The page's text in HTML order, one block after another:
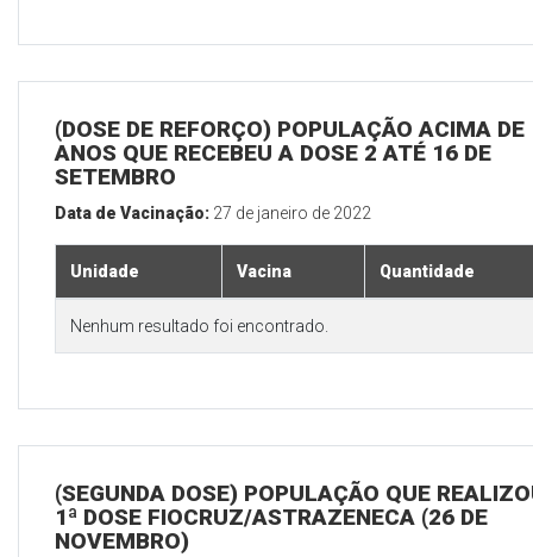
(DOSE DE REFORÇO) POPULAÇÃO ACIMA DE
ANOS QUE RECEBEU A DOSE 2 ATÉ 16 DE
SETEMBRO
Data de Vacinação: 27 de janeiro de 2022
Unidade Vacina Quantidade
Nenhum resultado foi encontrado.
(SEGUNDA DOSE) POPULAÇÃO QUE
1ª DOSE FIOCRUZ/ASTRAZENECA (26 DE
NOVEMBRO)